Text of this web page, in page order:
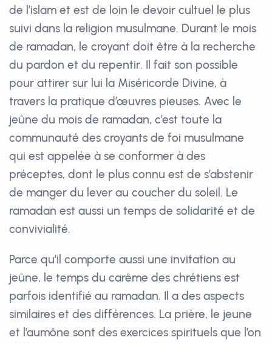
de l’islam et est de loin le devoir cultuel le plus
suivi dans la religion musulmane. Durant le mois
de ramadan, le croyant doit être à la recherche
du pardon et du repentir. Il fait son possible
pour attirer sur lui la Miséricorde Divine, à
travers la pratique d’œuvres pieuses. Avec le
jeûne du mois de ramadan, c’est toute la
communauté des croyants de foi musulmane
qui est appelée à se conformer à des
préceptes, dont le plus connu est de s’abstenir
de manger du lever au coucher du soleil. Le
ramadan est aussi un temps de solidarité et de
convivialité.
Parce qu’il comporte aussi une invitation au
jeûne, le temps du carême des chrétiens est
parfois identifié au ramadan. Il a des aspects
similaires et des différences. La prière, le jeune
et l’aumône sont des exercices spirituels que l’on